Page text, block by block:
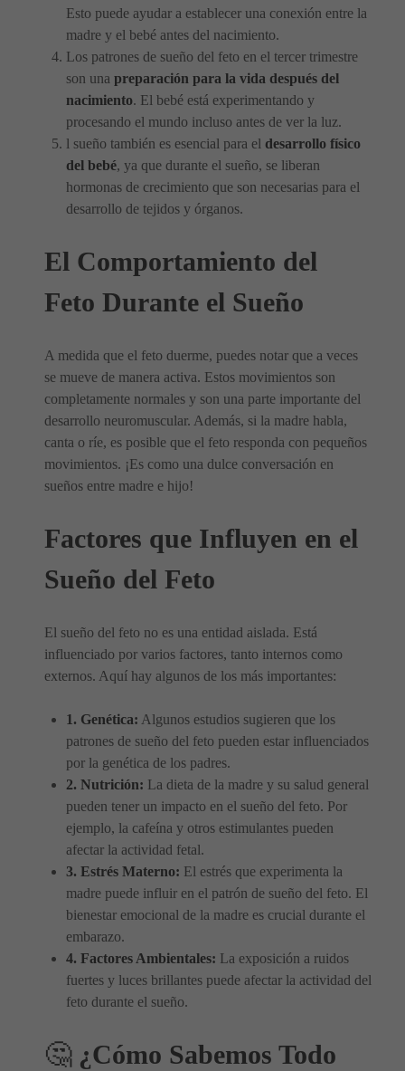
Esto puede ayudar a establecer una conexión entre la
madre y el bebé antes del nacimiento.
Los patrones de sueño del feto en el tercer trimestre
son una preparación para la vida después del
nacimiento. El bebé está experimentando y
procesando el mundo incluso antes de ver la luz.
l sueño también es esencial para el desarrollo físico
del bebé, ya que durante el sueño, se liberan
hormonas de crecimiento que son necesarias para el
desarrollo de tejidos y órganos.
El Comportamiento del
Feto Durante el Sueño
A medida que el feto duerme, puedes notar que a veces
se mueve de manera activa. Estos movimientos son
completamente normales y son una parte importante del
desarrollo neuromuscular. Además, si la madre habla,
canta o ríe, es posible que el feto responda con pequeños
movimientos. ¡Es como una dulce conversación en
sueños entre madre e hijo!
Factores que Influyen en el
Sueño del Feto
El sueño del feto no es una entidad aislada. Está
influenciado por varios factores, tanto internos como
externos. Aquí hay algunos de los más importantes:
1. Genética: Algunos estudios sugieren que los
patrones de sueño del feto pueden estar influenciados
por la genética de los padres.
2. Nutrición: La dieta de la madre y su salud general
pueden tener un impacto en el sueño del feto. Por
ejemplo, la cafeína y otros estimulantes pueden
afectar la actividad fetal.
3. Estrés Materno: El estrés que experimenta la
madre puede influir en el patrón de sueño del feto. El
bienestar emocional de la madre es crucial durante el
embarazo.
4. Factores Ambientales: La exposición a ruidos
fuertes y luces brillantes puede afectar la actividad del
feto durante el sueño.
🤔 ¿Cómo Sabemos Todo